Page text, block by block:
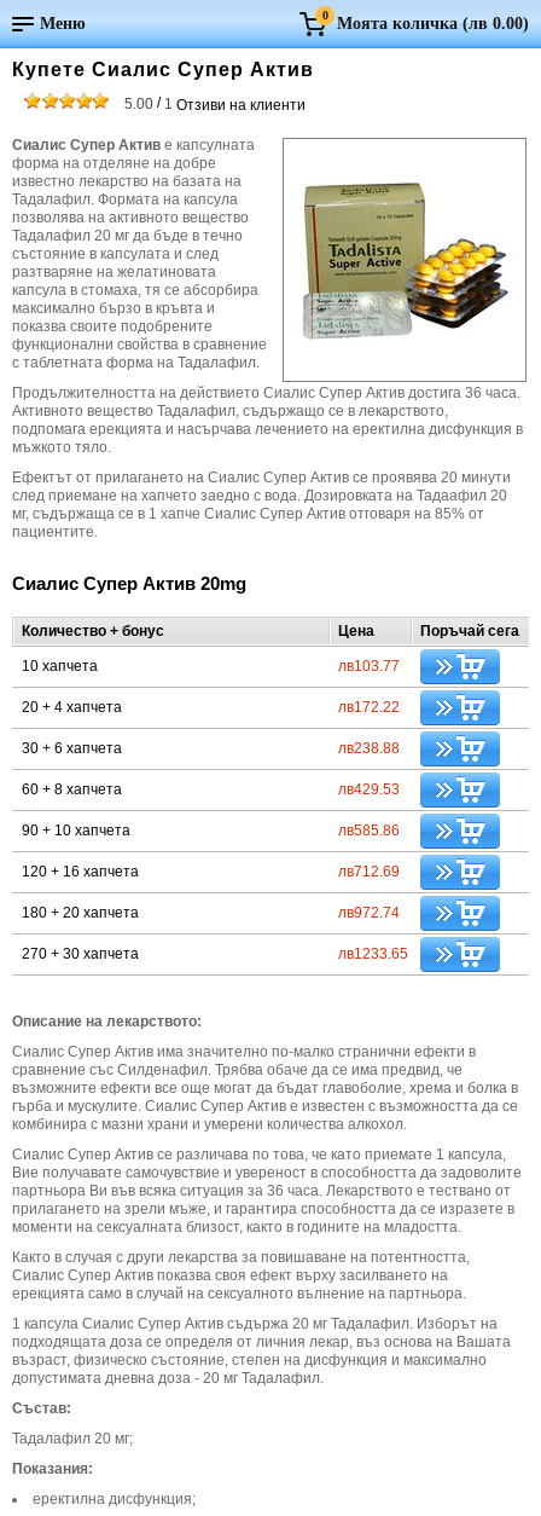
Меню 0 Моята количка (лв 0.00)
Купете Сиалис Супер Актив
5.00 / 1 Отзиви на клиенти
Сиалис Супер Актив е капсулната
форма на отделяне на добре
известно лекарство на базата на
Тадалафил. Формата на капсула
позволява на активното вещество
Тадалафил 20 мг да бъде в течно
състояние в капсулата и след
разтваряне на желатиновата
капсула в стомаха, тя се абсорбира
максимално бързо в кръвта и
показва своите подобрените
функционални свойства в сравнение
с таблетната форма на Тадалафил.
Продължителността на действието Сиалис Супер Актив достига 36 часа.
Активното вещество Тадалафил, съдържащо се в лекарството,
подпомага ерекцията и насърчава лечението на еректилна дисфункция в
мъжкото тяло.
Ефектът от прилагането на Сиалис Супер Актив се проявява 20 минути
след приемане на хапчето заедно с вода. Дозировката на Тадаафил 20
мг, съдържаща се в 1 хапче Сиалис Супер Актив отговаря на 85% от
пациентите.
Сиалис Супер Актив 20mg
Количество + бонус Цена Поръчай сега
10 хапчета лв103.77
20 + 4 хапчета лв172.22
30 + 6 хапчета лв238.88
60 + 8 хапчета лв429.53
90 + 10 хапчета лв585.86
120 + 16 хапчета лв712.69
180 + 20 хапчета лв972.74
270 + 30 хапчета лв1233.65
Описание на лекарството:
Сиалис Супер Актив има значително по-малко странични ефекти в
сравнение със Силденафил. Трябва обаче да се има предвид, че
възможните ефекти все още могат да бъдат главоболие, хрема и болка в
гърба и мускулите. Сиалис Супер Актив е известен с възможността да се
комбинира с мазни храни и умерени количества алкохол.
Сиалис Супер Актив се различава по това, че като приемате 1 капсула,
Вие получавате самочувствие и увереност в способността да задоволите
партньора Ви във всяка ситуация за 36 часа. Лекарството е тествано от
прилагането на зрели мъже, и гарантира способността да се изразете в
моменти на сексуалната близост, както в годините на младостта.
Както в случая с други лекарства за повишаване на потентността,
Сиалис Супер Актив показва своя ефект върху засилването на
ерекцията само в случай на сексуалното вълнение на партньора.
1 капсула Сиалис Супер Актив съдържа 20 мг Тадалафил. Изборът на
подходящата доза се определя от личния лекар, въз основа на Вашата
възраст, физическо състояние, степен на дисфункция и максимално
допустимата дневна доза - 20 мг Тадалафил.
Състав:
Тадалафил 20 мг;
Показания:
еректилна дисфункция;